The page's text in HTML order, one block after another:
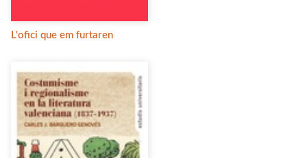
L'ofici que em furtaren